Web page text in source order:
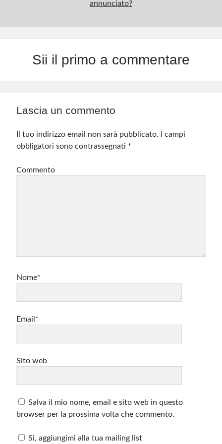
annunciato?
Sii il primo a commentare
Lascia un commento
Il tuo indirizzo email non sarà pubblicato.
I campi
obbligatori sono contrassegnati *
Commento
Nome*
Email*
Sito web
Salva il mio nome, email e sito web in questo
browser per la prossima volta che commento.
Si, aggiungimi alla tua mailing list